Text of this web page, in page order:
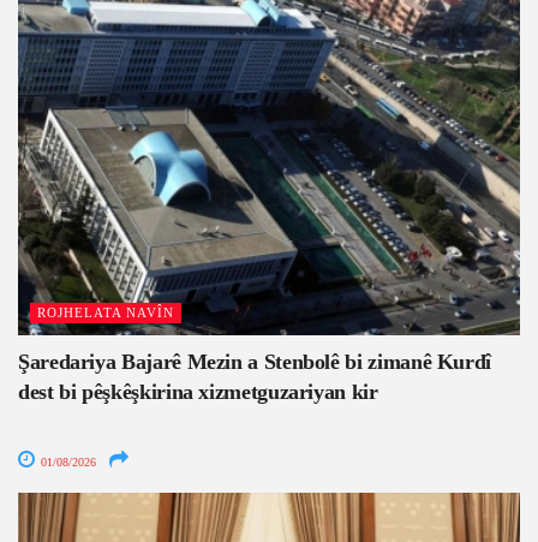
ROJHELATA NAVÎN
Şaredariya Bajarê Mezin a Stenbolê bi zimanê Kurdî
dest bi pêşkêşkirina xizmetguzariyan kir
01/08/2026